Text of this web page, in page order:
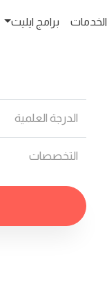
الخدمات برامج ايليت
الدرجة العلمية
التخصصات